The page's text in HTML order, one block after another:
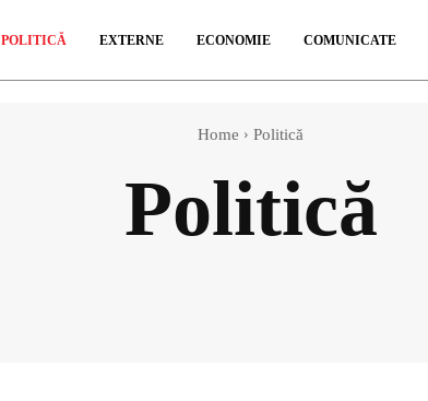
POLITICĂ EXTERNE ECONOMIE COMUNICATE
Home Politică
Politică